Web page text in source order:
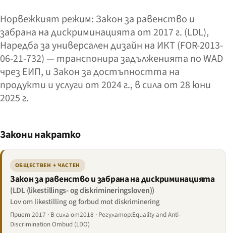
Норвежкият режим: Закон за равенство и
забрана на дискриминацията от 2017 г. (LDL),
Наредба за универсален дизайн на ИКТ (FOR-2013-
06-21-732) — транспонира задълженията по WAD
чрез ЕИП, и Закон за достъпността на
продукти и услуги от 2024 г., в сила от 28 юни
2025 г.
Закони накратко
ОБЩЕСТВЕН + ЧАСТЕН
Закон за равенство и забрана на дискриминацията
(LDL (likestillings- og diskrimineringsloven))
Lov om likestilling og forbud mot diskriminering
Приет 2017 · В сила от2018 · Регулатор:Equality and Anti-
Discrimination Ombud (LDO)